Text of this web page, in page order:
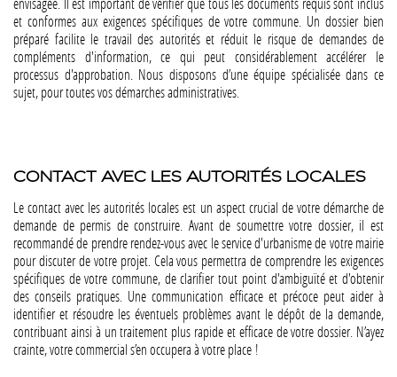
et conformes aux exigences spécifiques de votre commune. Un dossier bien
préparé facilite le travail des autorités et réduit le risque de demandes de
compléments d'information, ce qui peut considérablement accélérer le
processus d'approbation. Nous disposons d’une équipe spécialisée dans ce
sujet, pour toutes vos démarches administratives.
CONTACT AVEC LES AUTORITÉS LOCALES
Le contact avec les autorités locales est un aspect crucial de votre démarche de
demande de permis de construire. Avant de soumettre votre dossier, il est
recommandé de prendre rendez-vous avec le service d'urbanisme de votre mairie
pour discuter de votre projet. Cela vous permettra de comprendre les exigences
spécifiques de votre commune, de clarifier tout point d'ambiguïté et d'obtenir
des conseils pratiques. Une communication efficace et précoce peut aider à
identifier et résoudre les éventuels problèmes avant le dépôt de la demande,
contribuant ainsi à un traitement plus rapide et efficace de votre dossier​​​​. N’ayez
crainte, votre commercial s’en occupera à votre place !